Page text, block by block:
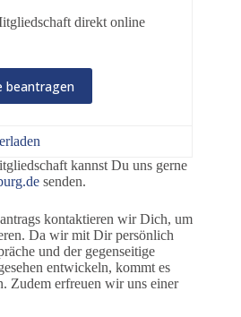
direkt online
beantragen
als PDF-
kannst Du uns gerne
senden.
kontaktieren wir Dich, um
Da wir mit Dir persönlich
und der gegenseitige
entwickeln, kommt es
Zudem erfreuen wir uns einer